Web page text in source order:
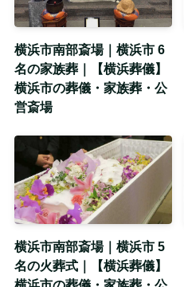
横浜市南部斎場｜横浜市 6
名の家族葬｜【横浜葬儀】
横浜市の葬儀・家族葬・公
営斎場
横浜市南部斎場｜横浜市 5
名の火葬式｜【横浜葬儀】